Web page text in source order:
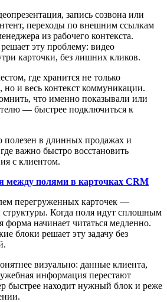
запись созвона или
переходы по внешним ссылкам
из рабочего контекста.
эту проблему: видео
карточки, без лишних кликов.
где хранится не только
и весь контекст коммуникации.
что именно показывали или
— быстрее подключиться к
полезен в длинных продажах и
важно быстро восстановить
с клиентом.
между полями в карточках CRM
перегруженных карточек —
структуры. Когда поля идут сплошным
форма начинает читаться медленно.
блоки решает эту задачу без
визуально: данные клиента,
информация перестают
быстрее находит нужный блок и реже